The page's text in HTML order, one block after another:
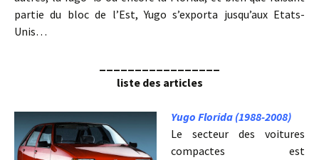
partie du bloc de l’Est, Yugo s’exporta jusqu’aux Etats-
Unis…
liste des articles
Yugo Florida (1988-2008)
Le secteur des voitures
compactes est